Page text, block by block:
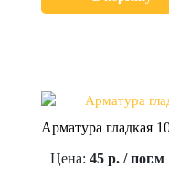
Арматура гладкая
Цена: 45 р. / пог.м